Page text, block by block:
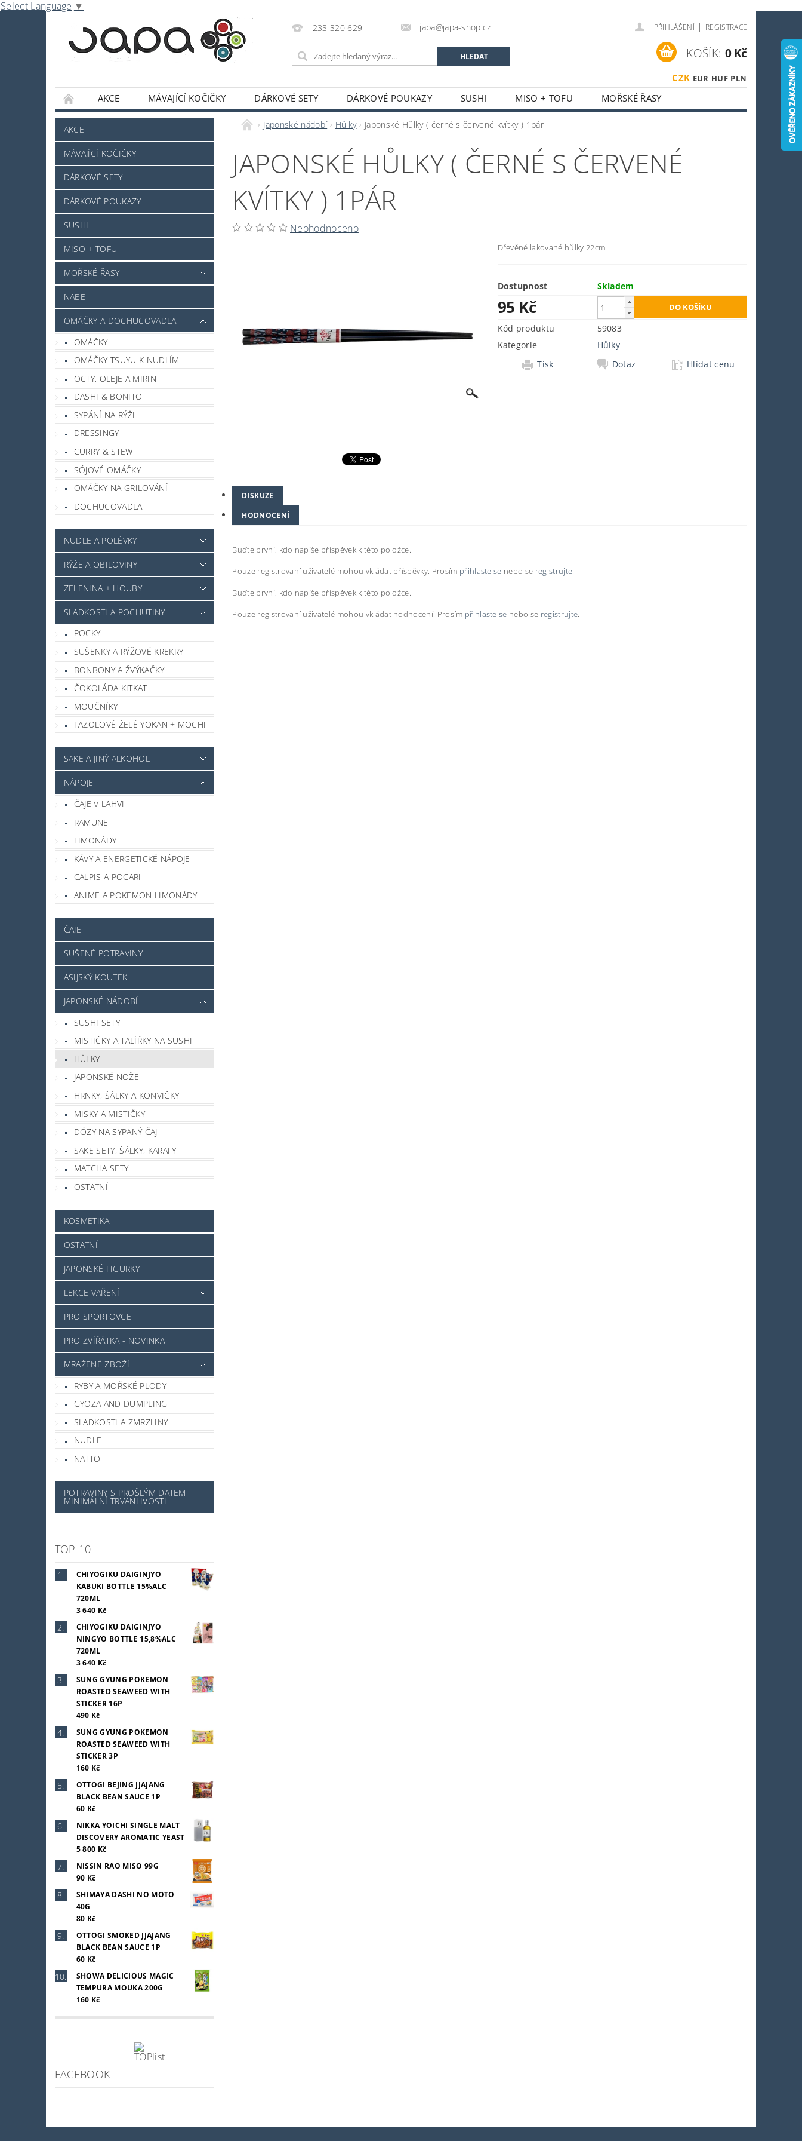
Select Language ▼
233 320 629 japa@japa-shop.cz PŘIHLÁŠENÍ | REGISTRACE
CZK EUR HUF PLN
KOŠÍK: 0 Kč
AKCE MÁVAJÍCÍ KOČIČKY DÁRKOVÉ SETY DÁRKOVÉ POUKAZY SUSHI MISO + TOFU
MOŘSKÉ ŘASY
NABE
OMÁČKY A DOCHUCOVADLA NUDLE A POLÉVKY RÝŽE A OBILOVINY
ZELENINA + HOUBY
SLADKOSTI A POCHUTINY
SAKE A JINÝ ALKOHOL
JAPONSKÉ NÁDOBÍ
KOSMETIKA OSTATNÍ JAPONSKÉ FIGURKY LEKCE VAŘENÍ
PRO SPORTOVCE
PRO ZVÍŘÁTKA - NOVINKA
MRAŽENÉ ZBOŽÍ POTRAVINY S PROŠLÝM DATEM MINIMÁLNÍ TRVANLIVOSTI
NAPIŠTE NÁM
DOPRAVA A PLATBY
AKCE
MÁVAJÍCÍ KOČIČKY
DÁRKOVÉ SETY
DÁRKOVÉ POUKAZY
SUSHI
MISO + TOFU
MOŘSKÉ ŘASY
NABE
OMÁČKY A DOCHUCOVADLA
OMÁČKY
OMÁČKY TSUYU K NUDLÍM
OCTY, OLEJE A MIRIN
DASHI & BONITO
SYPÁNÍ NA RÝŽI
DRESSINGY
CURRY & STEW
SÓJOVÉ OMÁČKY
OMÁČKY NA GRILOVÁNÍ
DOCHUCOVADLA
NUDLE A POLÉVKY
RÝŽE A OBILOVINY
ZELENINA + HOUBY
SLADKOSTI A POCHUTINY
POCKY
SUŠENKY A RÝŽOVÉ KREKRY
BONBONY A ŽVÝKAČKY
ČOKOLÁDA KITKAT
MOUČNÍKY
FAZOLOVÉ ŽELÉ YOKAN + MOCHI
SAKE A JINÝ ALKOHOL
NÁPOJE
ČAJE V LAHVI
RAMUNE
LIMONÁDY
KÁVY A ENERGETICKÉ NÁPOJE
CALPIS A POCARI
ANIME A POKEMON LIMONÁDY
ČAJE
SUŠENÉ POTRAVINY
ASIJSKÝ KOUTEK
JAPONSKÉ NÁDOBÍ
SUSHI SETY
MISTIČKY A TALÍŘKY NA SUSHI
HŮLKY
JAPONSKÉ NOŽE
HRNKY, ŠÁLKY A KONVIČKY
MISKY A MISTIČKY
DÓZY NA SYPANÝ ČAJ
SAKE SETY, ŠÁLKY, KARAFY
MATCHA SETY
OSTATNÍ
KOSMETIKA
OSTATNÍ
JAPONSKÉ FIGURKY
LEKCE VAŘENÍ
PRO SPORTOVCE
PRO ZVÍŘÁTKA - NOVINKA
MRAŽENÉ ZBOŽÍ
RYBY A MOŘSKÉ PLODY
GYOZA AND DUMPLING
SLADKOSTI A ZMRZLINY
NUDLE
NATTO
POTRAVINY S PROŠLÝM DATEM
MINIMÁLNÍ TRVANLIVOSTI
TOP 10
CHIYOGIKU DAIGINJYO
KABUKI BOTTLE 15%ALC
720ML
3 640 Kč
CHIYOGIKU DAIGINJYO
NINGYO BOTTLE 15,8%ALC
720ML
3 640 Kč
SUNG GYUNG POKEMON
ROASTED SEAWEED WITH
STICKER 16P
490 Kč
SUNG GYUNG POKEMON
ROASTED SEAWEED WITH
STICKER 3P
160 Kč
OTTOGI BEJING JJAJANG
BLACK BEAN SAUCE 1P
60 Kč
NIKKA YOICHI SINGLE MALT
DISCOVERY AROMATIC YEAST
5 800 Kč
NISSIN RAO MISO 99G
90 Kč
SHIMAYA DASHI NO MOTO
40G
80 Kč
OTTOGI SMOKED JJAJANG
BLACK BEAN SAUCE 1P
60 Kč
SHOWA DELICIOUS MAGIC
TEMPURA MOUKA 200G
160 Kč
FACEBOOK
Japonské nádobí Hůlky Japonské Hůlky ( černé s červené kvítky ) 1pár
JAPONSKÉ HŮLKY ( ČERNÉ S ČERVENÉ
KVÍTKY ) 1PÁR
Neohodnoceno
Dřevěné lakované hůlky 22cm
Dostupnost Skladem
95 Kč
Kód produktu
59083
Kategorie
Hůlky
Tisk
Dotaz Hlídat cenu
DISKUZE
HODNOCENÍ
Buďte první, kdo napíše příspěvek k této položce.
Pouze registrovaní uživatelé mohou vkládat příspěvky. Prosím přihlaste se nebo se registrujte.
Buďte první, kdo napíše příspěvek k této položce.
Pouze registrovaní uživatelé mohou vkládat hodnocení. Prosím přihlaste se nebo se registrujte.